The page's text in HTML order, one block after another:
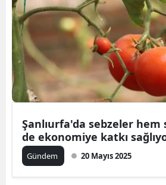
Şanlıurfa'da sebzeler
de ekonomiye katkı
Gündem 20 Mayıs 2025